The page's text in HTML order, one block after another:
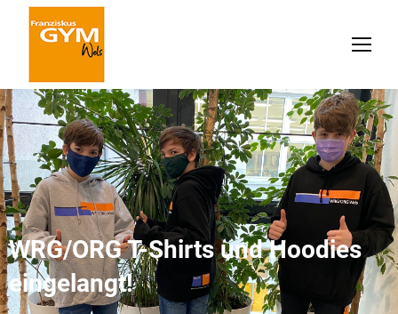
WRG/ORG T-Shirts und Hoodies
eingelangt!